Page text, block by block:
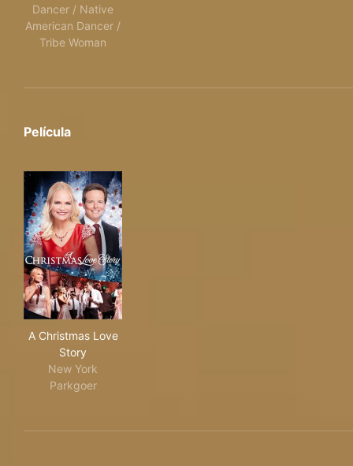
Dancer / Native
American Dancer /
Tribe Woman
Película
A Christmas Love
Story
New York
Parkgoer